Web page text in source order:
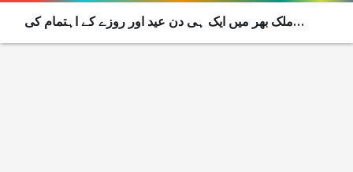
ملک بھر میں ایک ہی دن عید اور روزے کے اہتمام کی